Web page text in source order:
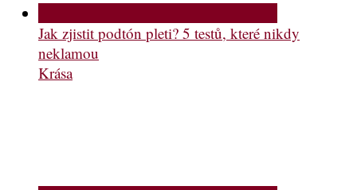
Jak zjistit podtón pleti? 5 testů, které nikdy
neklamou
Krása